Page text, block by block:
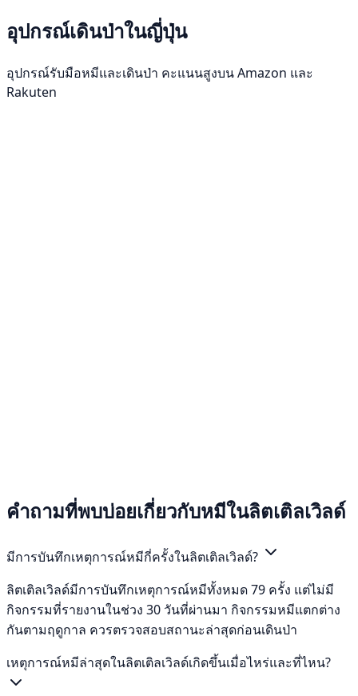
อุปกรณ์เดินป่าในญี่ปุ่น
อุปกรณ์รับมือหมีและเดินป่า คะแนนสูงบน Amazon และ
Rakuten
คำถามที่พบบ่อยเกี่ยวกับหมีในลิตเติลเวิลด์
มีการบันทึกเหตุการณ์หมีกี่ครั้งในลิตเติลเวิลด์?
ลิตเติลเวิลด์มีการบันทึกเหตุการณ์หมีทั้งหมด 79 ครั้ง แต่ไม่มี
กิจกรรมที่รายงานในช่วง 30 วันที่ผ่านมา กิจกรรมหมีแตกต่าง
กันตามฤดูกาล ควรตรวจสอบสถานะล่าสุดก่อนเดินป่า
เหตุการณ์หมีล่าสุดในลิตเติลเวิลด์เกิดขึ้นเมื่อไหร่และที่ไหน?